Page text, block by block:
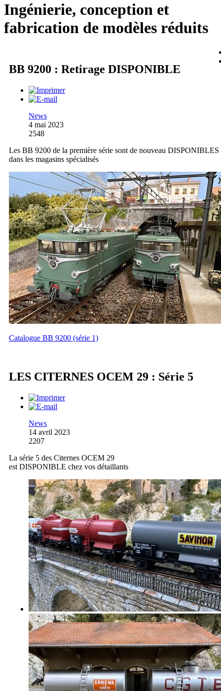
Ingénierie, conception et
fabrication de modèles réduits
BB 9200 : Retirage DISPONIBLE
News
4 mai 2023
2548
Les BB 9200 de la première série sont de nouveau DISPONIBLES
dans les magasins spécialisés
Catalogue BB 9200 (série 1)
LES CITERNES OCEM 29 : Série 5
News
14 avril 2023
2207
La série 5 des Citernes OCEM 29
est DISPONIBLE chez vos détaillants